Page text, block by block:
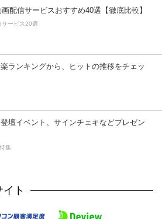
配信サービスおすすめ40選【徹底比較】
サービス20選
ランキングから、ヒットの推移をチェッ
壇イベント、サインチェキなどプレゼン
集
ト